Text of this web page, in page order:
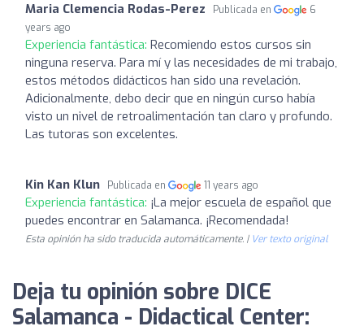
Maria Clemencia Rodas-Perez Publicada en
6
years ago
Experiencia fantástica: Recomiendo estos cursos sin
ninguna reserva. Para mí y las necesidades de mi trabajo,
estos métodos didácticos han sido una revelación.
Adicionalmente, debo decir que en ningún curso había
visto un nivel de retroalimentación tan claro y profundo.
Las tutoras son excelentes.
Kin Kan Klun Publicada en 11 years ago
Experiencia fantástica: ¡La mejor escuela de español que
puedes encontrar en Salamanca. ¡Recomendada!
Esta opinión ha sido traducida automáticamente. | Ver texto original
Deja tu opinión sobre DICE
Salamanca - Didactical Center: